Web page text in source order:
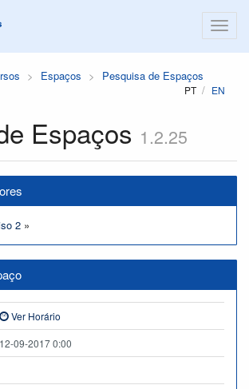
Espaços Pesquisa de Espaços
PT EN
Espaços 1.2.25
2 »
Ver Horário
12-09-2017 0:00